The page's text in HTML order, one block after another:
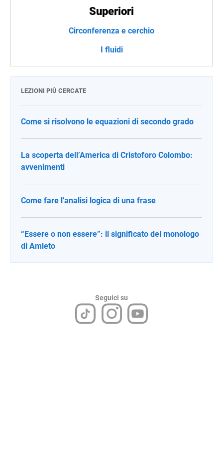
Superiori
Circonferenza e cerchio
I fluidi
LEZIONI PIÙ CERCATE
Come si risolvono le equazioni di secondo grado
La scoperta dell’America di Cristoforo Colombo:
avvenimenti
Come fare l'analisi logica di una frase
“Essere o non essere”: il significato del monologo
di Amleto
Seguici su